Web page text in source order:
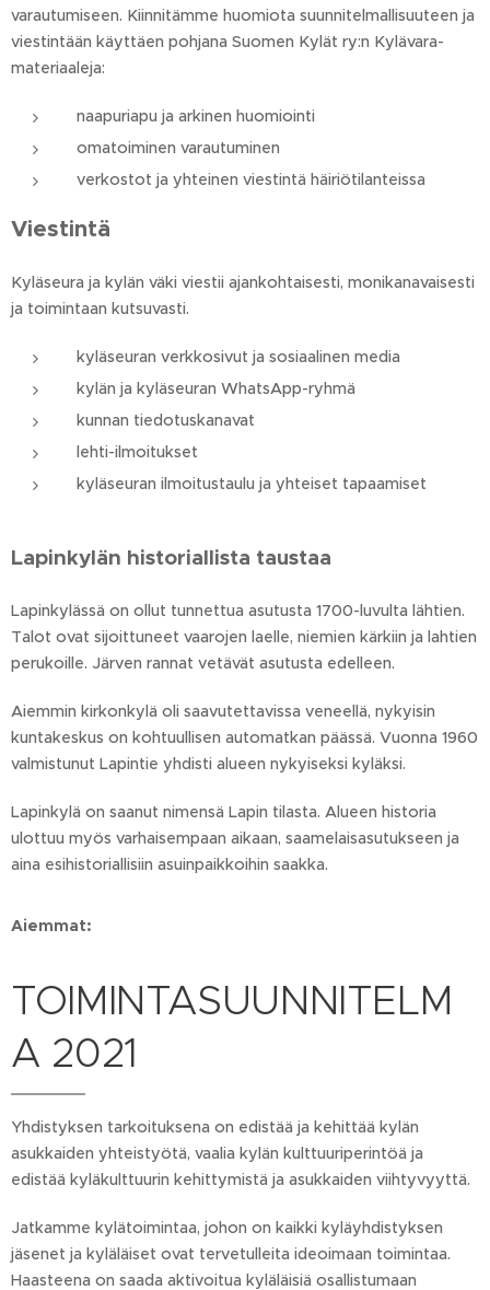
varautumiseen. Kiinnitämme huomiota suunnitelmallisuuteen ja
viestintään käyttäen pohjana Suomen Kylät ry:n Kylävara-
materiaaleja:
naapuriapu ja arkinen huomiointi
omatoiminen varautuminen
verkostot ja yhteinen viestintä häiriötilanteissa
Viestintä
Kyläseura ja kylän väki viestii ajankohtaisesti, monikanavaisesti
ja toimintaan kutsuvasti.
kyläseuran verkkosivut ja sosiaalinen media
kylän ja kyläseuran WhatsApp-ryhmä
kunnan tiedotuskanavat
lehti-ilmoitukset
kyläseuran ilmoitustaulu ja yhteiset tapaamiset
Lapinkylän historiallista taustaa
Lapinkylässä on ollut tunnettua asutusta 1700-luvulta lähtien.
Talot ovat sijoittuneet vaarojen laelle, niemien kärkiin ja lahtien
perukoille. Järven rannat vetävät asutusta edelleen.
Aiemmin kirkonkylä oli saavutettavissa veneellä, nykyisin
kuntakeskus on kohtuullisen automatkan päässä. Vuonna 1960
valmistunut Lapintie yhdisti alueen nykyiseksi kyläksi.
Lapinkylä on saanut nimensä Lapin tilasta. Alueen historia
ulottuu myös varhaisempaan aikaan, saamelaisasutukseen ja
aina esihistoriallisiin asuinpaikkoihin saakka.
Aiemmat:
TOIMINTASUUNNITELM
A 2021
Yhdistyksen tarkoituksena on edistää ja kehittää kylän
asukkaiden yhteistyötä, vaalia kylän kulttuuriperintöä ja
edistää kyläkulttuurin kehittymistä ja asukkaiden viihtyvyyttä.
Jatkamme kylätoimintaa, johon on kaikki kyläyhdistyksen
jäsenet ja kyläläiset ovat tervetulleita ideoimaan toimintaa.
Haasteena on saada aktivoitua kyläläisiä osallistumaan